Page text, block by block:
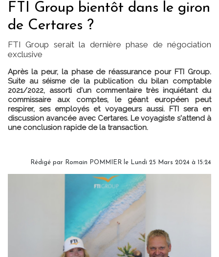
FTI Group bientôt dans le giron
de Certares ?
FTI Group serait la dernière phase de négociation
exclusive
Après la peur, la phase de réassurance pour FTI Group.
Suite au séisme de la publication du bilan comptable
2021/2022, assorti d'un commentaire très inquiétant du
commissaire aux comptes, le géant européen peut
respirer, ses employés et voyageurs aussi. FTI sera en
discussion avancée avec Certares. Le voyagiste s'attend à
une conclusion rapide de la transaction.
Rédigé par Romain POMMIER le Lundi 25 Mars 2024 à 15:24